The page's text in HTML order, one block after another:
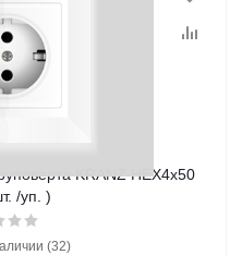
KRANZ HEX4х50
/уп. )
(32)